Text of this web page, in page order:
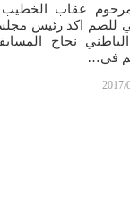
عقاب الخطيب
للصم اكد رئيس مجلس
نجاح
في…
2017/